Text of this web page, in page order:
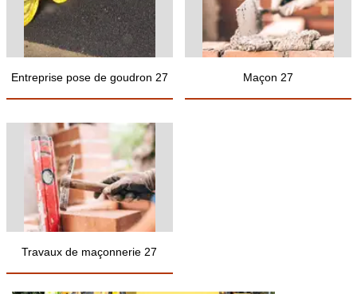
Entreprise pose de goudron 27 Maçon 27
Travaux de maçonnerie 27